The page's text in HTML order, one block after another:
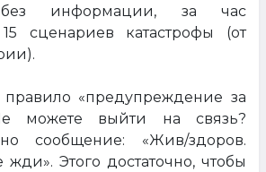
без информации, за час
сценариев катастрофы (от
правило «предупреждение за
можете выйти на связь?
сообщение: «Жив/здоров.
Этого достаточно, чтобы